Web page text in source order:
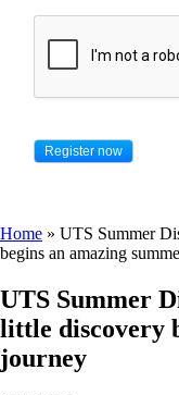
Home » UTS Summer
begins an amazing
UTS Summer
little discovery
journey